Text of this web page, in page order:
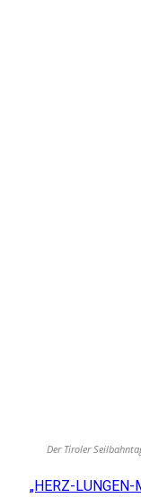
Der Tiroler
„HERZ-LUNGEN-